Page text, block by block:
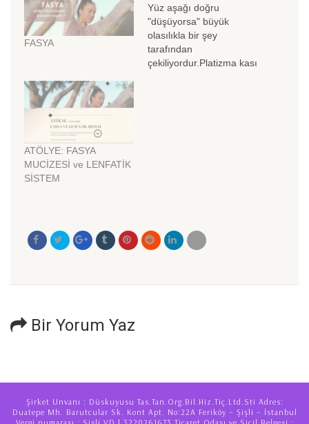
FASYA
Yüz aşağı doğru
"düşüyorsa" büyük
olasılıkla bir şey
tarafından
çekiliyordur.Platizma kası
nedeniyle genellikle göz
ardı edilen bir yüz ifadesi
ATÖLYE: FASYA
MUCİZESİ ve LENFATİK
SİSTEM
Bir Yorum Yaz
Şirket Unvanı : Düskuyusu Tas.Tan.Org.Bil.Hiz.Tiç.Ltd.Sti Adres:
Duatepe Mh. Barutcular Sk. Kont Apt. No:22A Feriköy – Şişli – İstanbul